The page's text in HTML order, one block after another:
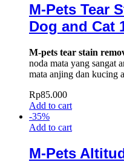
M-Pets Tear
Dog and Cat
M-pets tear stain
noda mata yang sangat
mata anjing dan kucing
Rp85.000
Add to cart
-35%
Add to cart
M-Pets